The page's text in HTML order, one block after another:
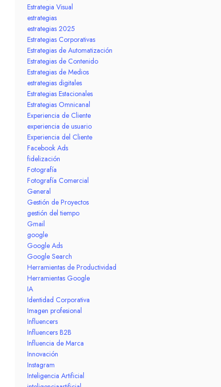
Estrategia Visual
estrategias
estrategias 2025
Estrategias Corporativas
Estrategias de Automatización
Estrategias de Contenido
Estrategias de Medios
estrategias digitales
Estrategias Estacionales
Estrategias Omnicanal
Experiencia de Cliente
experiencia de usuario
Experiencia del Cliente
Facebook Ads
fidelización
Fotografía
Fotografía Comercial
General
Gestión de Proyectos
gestión del tiempo
Gmail
google
Google Ads
Google Search
Herramientas de Productividad
Herramientas Google
IA
Identidad Corporativa
Imagen profesional
Influencers
Influencers B2B
Influencia de Marca
Innovación
Instagram
Inteligencia Artificial